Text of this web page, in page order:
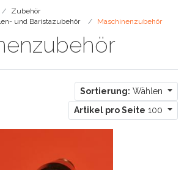
Zubehör
und Baristazubehör
Maschinenzubehör
Sortierung: Wählen
Artikel pro Seite 100